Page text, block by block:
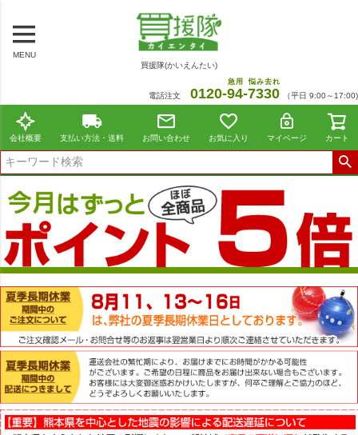
MENU
買援隊(かいえんたい)
電話注文 0120-94
急用
-7330
悩み去れ
（平日 9:00～17:00)
会社概要 支払い方法・送料 お問い合わせ お気に入り マイページ カート